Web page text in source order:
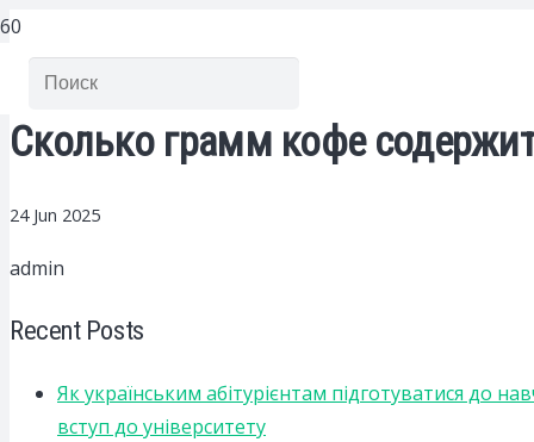
Сколько грамм кофе
24 Jun 2025
admin
Recent Posts
Як українським абітурієнтам підготуватися до
вступ до університету